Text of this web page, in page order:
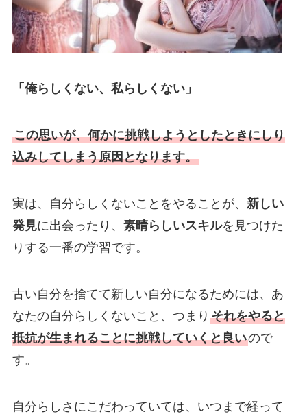
「俺らしくない、私らしくない」
この思いが、何かに挑戦しようとしたときにしり
込みしてしまう原因となります。
実は、自分らしくないことをやることが、 新しい
発見に出会ったり、 素晴らしいスキルを見つけた
りする一番の学習です。
古い自分を捨てて新しい自分になるためには、あ
なたの自分らしくないこと、つまり それをやると
抵抗が生まれることに挑戦していくと良いので
す。
自分らしさにこだわっていては、いつまで経って